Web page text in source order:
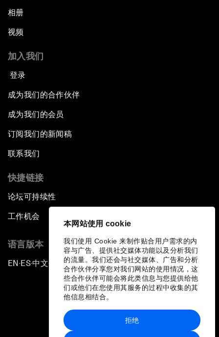
本网站使用 cookie
我们使用 Cookie 来制作贴合用户需求的内
容与广告、提供社交媒体功能以及分析我们
的流量。我们还会与社交媒体、广告和分析
合作伙伴分享您对我们网站的使用情况，这
些合作伙伴可能会将此类信息与您提供给他
们或他们在您使用其服务的过程中收集的其
他信息相结合。
拒绝
相册
视频
加入我们
登录
成为我们的合作伙伴
成为我们的会员
订阅我们的新闻稿
联系我们
快捷链接
论坛可持续性
工作机会
语言版本
EN ▪ES▪中文▪ 日本語